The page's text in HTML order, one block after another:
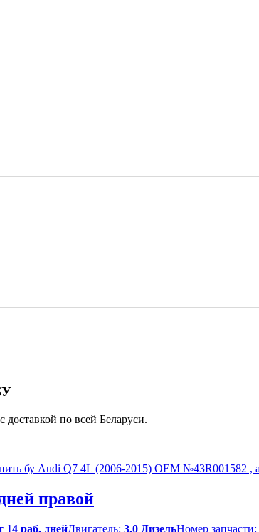
по всей Беларуси.
правой
14 раб. днейДвигатель: 3.0 ДизельНомер запчасти: